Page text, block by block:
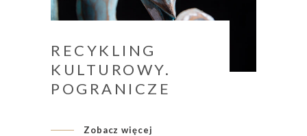
RECYKLING
KULTUROWY.
POGRANICZE
Zobacz więcej